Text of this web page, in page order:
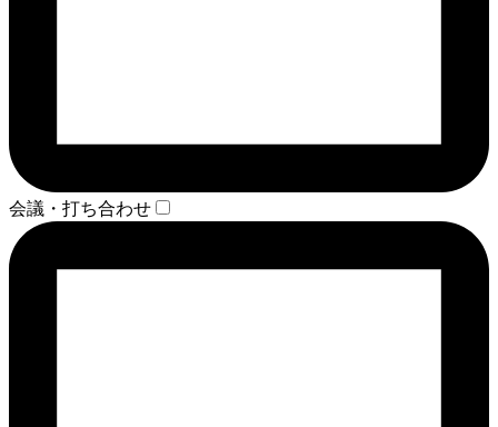
会議・打ち合わせ